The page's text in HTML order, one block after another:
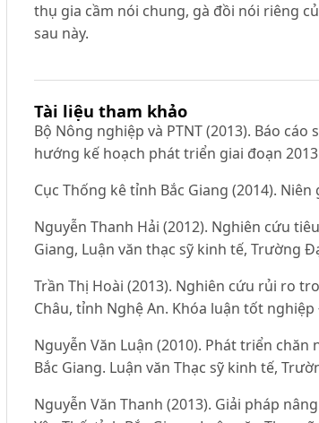
thụ gia cầm nói chung, gà đồi nói riêng
sau này.
Tài liệu tham khảo
Bộ Nông nghiệp và PTNT (2013). Báo
hướng kế hoạch phát triển giai đoạn 2013
Cục Thống kê tỉnh Bắc Giang (2014).
Nguyễn Thanh Hải (2012). Nghiên cứu
Giang, Luận văn thạc sỹ kinh tế, Trường
Trần Thị Hoài (2013). Nghiên cứu rủi ro
Châu, tỉnh Nghệ An. Khóa luận tốt
Nguyễn Văn Luận (2010). Phát triển
Bắc Giang. Luận văn Thạc sỹ kinh tế,
Nguyễn Văn Thanh (2013). Giải pháp